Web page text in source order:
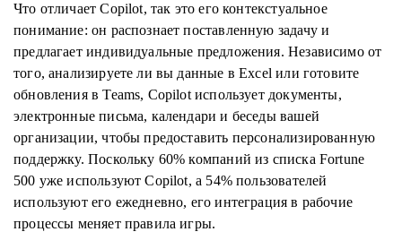
Что отличает Copilot, так это его контекстуальное
понимание: он распознает поставленную задачу и
предлагает индивидуальные предложения. Независимо от
того, анализируете ли вы данные в Excel или готовите
обновления в Teams, Copilot использует документы,
электронные письма, календари и беседы вашей
организации, чтобы предоставить персонализированную
поддержку. Поскольку 60% компаний из списка Fortune
500 уже используют Copilot, а 54% пользователей
используют его ежедневно, его интеграция в рабочие
процессы меняет правила игры.